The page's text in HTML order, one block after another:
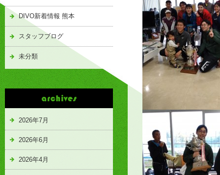
DIVO新着情報 熊本
スタッフブログ
未分類
2026年7月
2026年6月
2026年4月